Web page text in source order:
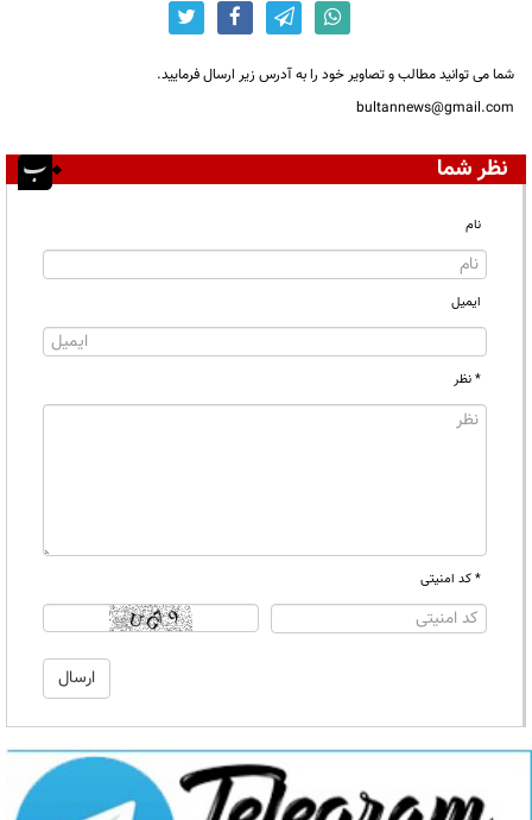
شما می توانید مطالب و تصاویر خود را به آدرس زیر ارسال فرمایید.
bultannews@gmail.com
نظر شما
نام
ایمیل
* نظر
* کد امنیتی